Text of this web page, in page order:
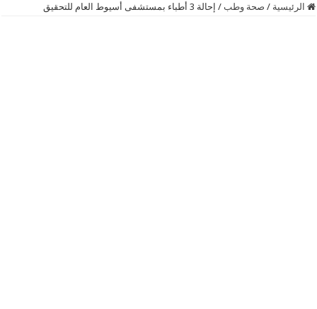
الرئيسية / صحة وطب / إحالة 3 أطباء بمستشفى أسيوط العام للتحقيق